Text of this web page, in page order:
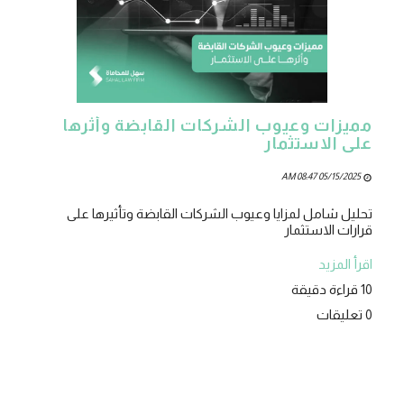
مميزات وعيوب الشركات القابضة وأثرها
على الاستثمار
05/15/2025 08:47 AM
تحليل شامل لمزايا وعيوب الشركات القابضة وتأثيرها على
قرارات الاستثمار
اقرأ المزيد
10 قراءة دقيقة
0 تعليقات